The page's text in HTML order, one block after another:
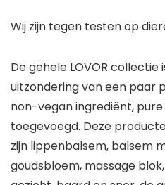
Wij zijn tegen testen op
De gehele LOVOR collectie
uitzondering van een paar
non-vegan ingrediënt, pure
toegevoegd. Deze
zijn lippenbalsem, balsem
goudsbloem, massage